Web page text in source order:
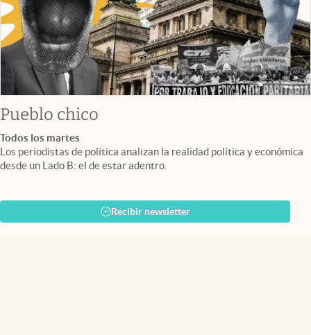
Pueblo chico
Todos los martes
Los periodistas de política analizan la realidad política y económica
desde un Lado B: el de estar adentro.
Recibir newsletter